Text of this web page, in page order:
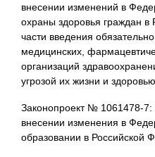
внесении изменений в
охраны здоровья граждан в
части введения
медицинских,
организаций
угрозой их жизни и
Законопроект № 1061478-
внесении изменения в
образовании в Российской